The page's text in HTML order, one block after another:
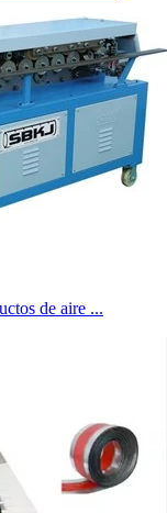
de aire ...